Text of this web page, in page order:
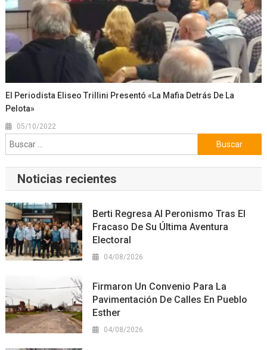
El Periodista Eliseo Trillini Presentó «La Mafia Detrás De La
Pelota»
05/10/2022
Buscar:
Noticias recientes
Berti Regresa Al Peronismo Tras El
Fracaso De Su Última Aventura
Electoral
04/08/2026
Firmaron Un Convenio Para La
Pavimentación De Calles En Pueblo
Esther
04/08/2026